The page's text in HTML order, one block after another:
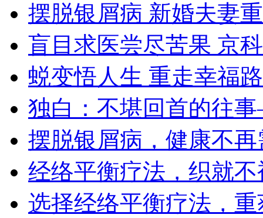
摆脱银屑病 新婚夫妻
盲目求医尝尽苦果 京
蜕变悟人生 重走幸福路
独白：不堪回首的往
摆脱银屑病，健康不
经络平衡疗法，织就
选择经络平衡疗法，